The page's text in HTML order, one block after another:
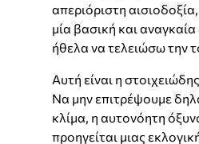
απεριόριστη
μία βασική και
ήθελα να τελειώσω την
Αυτή είναι η
Να μην επιτρέψουμε
κλίμα, η αυτονόητη
προηγείται μιας